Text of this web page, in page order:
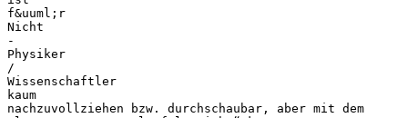
f&uuml;r
Nicht
-
Physiker
/
Wissenschaftler
kaum
nachzuvollziehen bzw. durchschaubar, aber mit dem